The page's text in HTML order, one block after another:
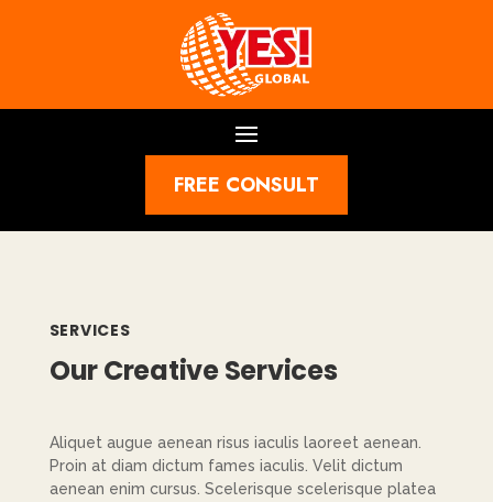
FREE CONSULT
SERVICES
Our Creative Services
Aliquet augue aenean risus iaculis laoreet aenean.
Proin at diam dictum fames iaculis. Velit dictum
aenean enim cursus. Scelerisque scelerisque platea